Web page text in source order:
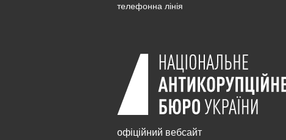
телефонна лінія
офіційний вебсайт